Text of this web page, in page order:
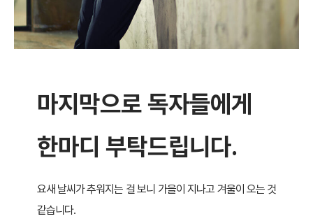
마지막으로 독자들에게
한마디 부탁드립니다.
요새 날씨가 추워지는 걸 보니 가을이 지나고 겨울이 오는 것
같습니다.